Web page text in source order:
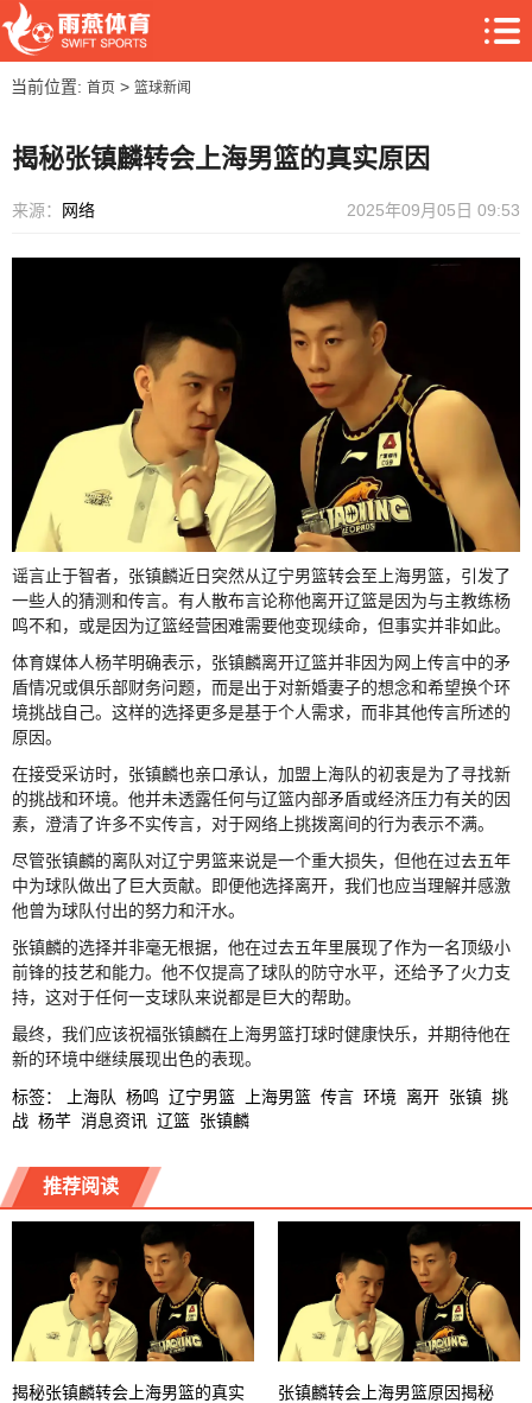
当前位置: 首页> 篮球新闻
揭秘张镇麟转会上海男篮的真实原因
来源： 网络 2025年09月05日 09:53
谣言止于智者，张镇麟近日突然从辽宁男篮转会至上海男篮，引发了
一些人的猜测和传言。有人散布言论称他离开辽篮是因为与主教练杨
鸣不和，或是因为辽篮经营困难需要他变现续命，但事实并非如此。
体育媒体人杨芊明确表示，张镇麟离开辽篮并非因为网上传言中的矛
盾情况或俱乐部财务问题，而是出于对新婚妻子的想念和希望换个环
境挑战自己。这样的选择更多是基于个人需求，而非其他传言所述的
原因。
在接受采访时，张镇麟也亲口承认，加盟上海队的初衷是为了寻找新
的挑战和环境。他并未透露任何与辽篮内部矛盾或经济压力有关的因
素，澄清了许多不实传言，对于网络上挑拨离间的行为表示不满。
尽管张镇麟的离队对辽宁男篮来说是一个重大损失，但他在过去五年
中为球队做出了巨大贡献。即便他选择离开，我们也应当理解并感激
他曾为球队付出的努力和汗水。
张镇麟的选择并非毫无根据，他在过去五年里展现了作为一名顶级小
前锋的技艺和能力。他不仅提高了球队的防守水平，还给予了火力支
持，这对于任何一支球队来说都是巨大的帮助。
最终，我们应该祝福张镇麟在上海男篮打球时健康快乐，并期待他在
新的环境中继续展现出色的表现。
标签： 上海队 杨鸣 辽宁男篮 上海男篮 传言 环境 离开 张镇 挑
战 杨芊 消息资讯 辽篮 张镇麟
推荐阅读
揭秘张镇麟转会上海男篮的真实
张镇麟转会上海男篮原因揭秘